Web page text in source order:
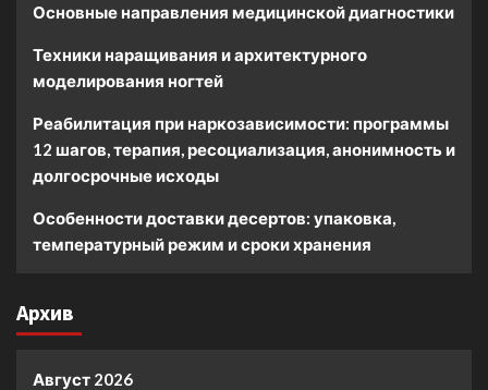
Основные направления медицинской диагностики
Техники наращивания и архитектурного
моделирования ногтей
Реабилитация при наркозависимости: программы
12 шагов, терапия, ресоциализация, анонимность и
долгосрочные исходы
Особенности доставки десертов: упаковка,
температурный режим и сроки хранения
Архив
Август 2026